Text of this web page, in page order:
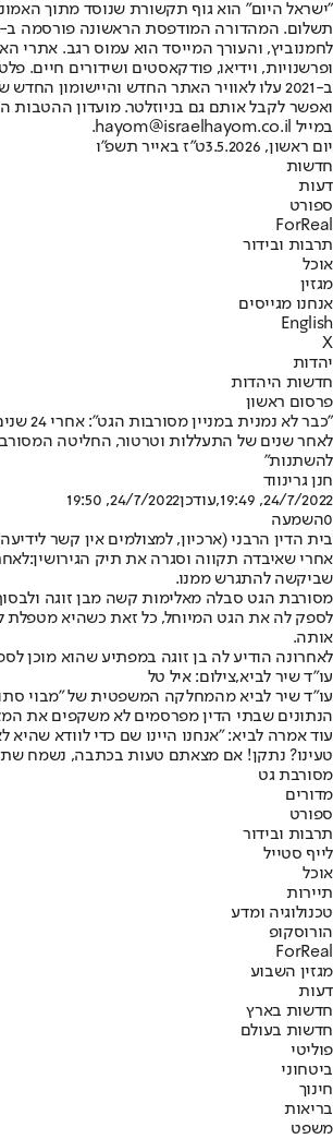
"ישראל היום" הוא גוף תקשורת שנוסד מתוך
ופרשנויות, וידיאו, פודקאסטים ושידורים חיים.
ב-2021 עלו לאוויר האתר החדש
ואפשר לקבל אותם גם בניוזלטר. מועדון ההטבות
במייל hayom@israelhayom.co.il.
יום ראשון, 3.5.2026
ט"ז באייר תשפ"ו
חדשות
דעות
ספורט
ForReal
תרבות ובידור
אוכל
מגזין
אנחנו מגייסים
English
X
יהדות
חדשות היהדות
פרסום ראשון
"כבר לא נמנית במניין מסורבות הגט": אחרי 24 שנים – סרבן התגרש מרעייתו
להשתנות"
חנן גרינווד
24/7/2022, 19:49
,עודכן24/7/2022, 19:50
0השמעה
בית הדין הרבני (ארכיון, למצולמים אין קשר
אחרי שאיבדה תקווה וסגרה את תיק הגירושין:לאחר 24
שביקשה להתגרש ממנו.
מסורבת הגט סבלה מאלימות קשה מבן זוגה
לספק לה את הגט המיוחל, כל זאת כשהיא מטפלת
אותה.
לאחרונה הודיע לה בן זוגה במפתיע שהוא מוכן
עו"ד שיר לביא,צילום: איל טל
עו"ד שיר לביא מהמחלקה המשפטית של "מבוי
הנתונים שבתי הדין מפרסמים לא משקפים את המציאות. רק אחרי 24 שנים, כשברור שהיא כבר לא יכולה להביא ילדים נוספים, סרבן הגט החליט לפתע
עוד אמרה לביא: "אנחנו היינו שם כדי לוודא שהיא לא תיסחט בתמורה לגט, אותו היא אכן קיבלה ללא
טעינו? נתקן! אם מצאתם טעות בכתבה, נשמח
מסורבת גט
מדורים
ספורט
תרבות ובידור
לייף סטייל
אוכל
תיירות
טכנולוגיה ומדע
הורוסקופ
ForReal
מגזין השבוע
דעות
חדשות בארץ
חדשות בעולם
פוליטי
ביטחוני
חינוך
בריאות
משפט